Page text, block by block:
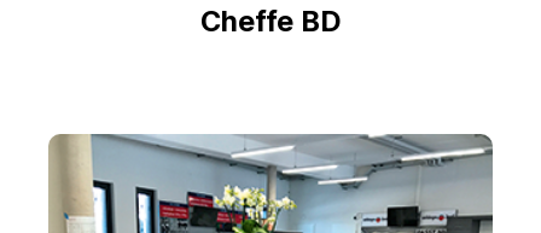
Cheffe BD